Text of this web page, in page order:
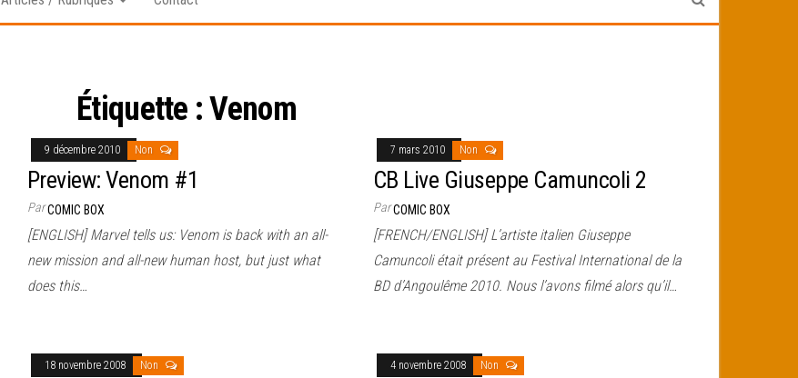
Étiquette :Venom
9 décembre 2010 Non
Preview: Venom #1
ParCOMIC BOX
[ENGLISH] Marvel tells us: Venom is back with an all-
new mission and all-new human host, but just what
does this…
7 mars 2010 Non
CB Live Giuseppe Camuncoli 2
ParCOMIC BOX
[FRENCH/ENGLISH] L’artiste italien Giuseppe
Camuncoli était présent au Festival International de la
BD d’Angoulême 2010. Nous l’avons filmé alors qu’il…
18 novembre 2008 Non 4 novembre 2008 Non